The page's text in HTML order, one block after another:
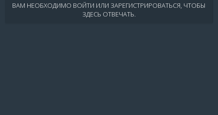
ВАМ НЕОБХОДИМО ВОЙТИ ИЛИ ЗАРЕГИСТРИРОВАТЬСЯ, ЧТОБЫ
ЗДЕСЬ ОТВЕЧАТЬ.